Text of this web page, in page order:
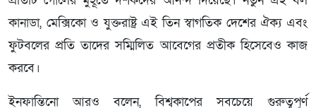
কানাডা, মেক্সিকো ও যুক্তরাষ্ট্র এই তিন স্বাগতিক দেশের ঐক্য এবং
ফুটবলের প্রতি তাদের সম্মিলিত আবেগের প্রতীক হিসেবেও কাজ
করবে।
ইনফান্তিনো আরও বলেন, বিশ্বকাপের সবচেয়ে গুরুত্বপূর্ণ